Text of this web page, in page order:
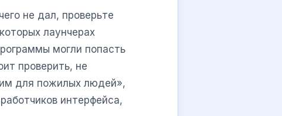
не дал, проверьте
лаунчерах
могли попасть
проверить, не
для пожилых людей»,
интерфейса,